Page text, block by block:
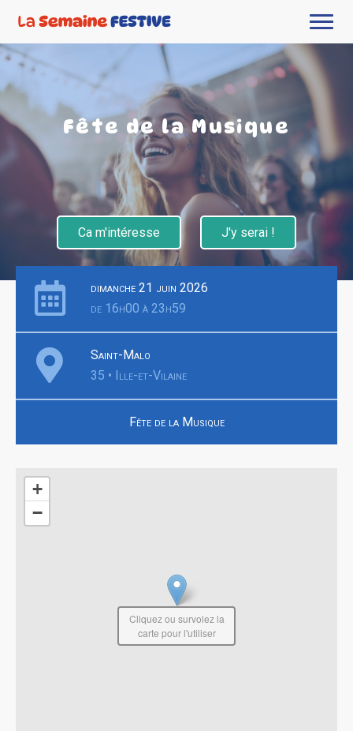
Fête de la Musique
Ca m'intéresse J'y serai !
dimanche 21 juin 2026
de 16h00 à 23h59
Saint-Malo
35 • Ille-et-Vilaine
Fête de la Musique
+
−
Cliquez ou survolez la
carte pour l'utiliser